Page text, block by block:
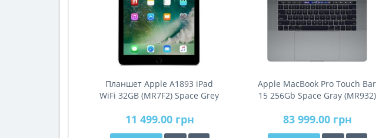
Планшет Apple A1893 iPad
WiFi 32GB (MR7F2) Space Grey
11 499.00 грн
Apple MacBook Pro Touch Bar
15 256Gb Space Gray (MR932)
83 999.00 грн